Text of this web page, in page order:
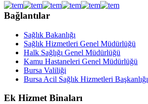
Bağlantılar
Sağlık Bakanlığı
Sağlık Hizmetleri Genel Müdürlüğü
Halk Sağlığı Genel Müdürlüğü
Kamu Hastaneleri Genel Müdürlüğü
Bursa Valiliği
Bursa Acil Sağlık Hizmetleri Başkanlığı
Ek Hizmet Binaları